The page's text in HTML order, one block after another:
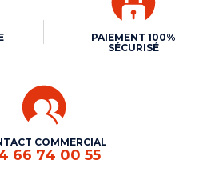
PAIEMENT 100%
SÉCURISÉ
COMMERCIAL
66 74 00 55